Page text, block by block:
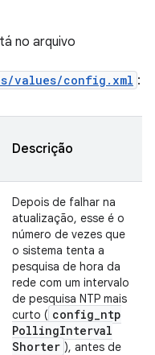
no arquivo
values/config.xml :
Descrição
Depois de falhar na
atualização, esse é o
número de vezes que
o sistema tenta a
pesquisa de hora da
rede com um intervalo
de pesquisa NTP mais
curto ( config_ntp
PollingInterval
Shorter ), antes de